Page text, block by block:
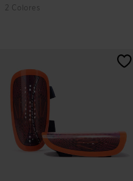
2 Colores
5 sobre 5 de valoración de clientes